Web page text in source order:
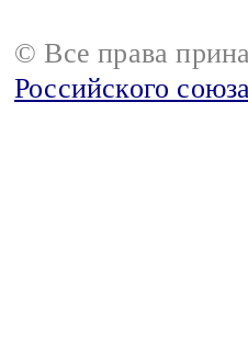
© Все права
Российского